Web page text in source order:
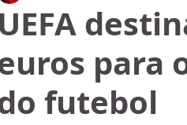
UEFA
para
futebol